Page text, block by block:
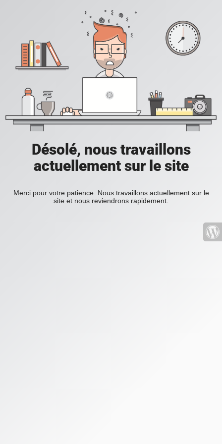
Désolé, nous travaillons
actuellement sur le site
Merci pour votre patience. Nous travaillons actuellement sur le
site et nous reviendrons rapidement.